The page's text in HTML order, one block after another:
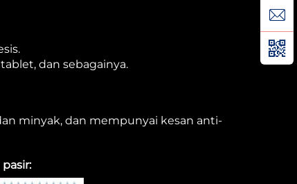
dan sebagainya.
minyak, dan mempunyai kesan anti-